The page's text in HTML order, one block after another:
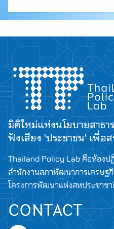
for:
มิติใหม่แห่งนโยบายสาธ
ฟังเสียง 'ประชาชน' เพื่อ
Thailand Policy Lab คือห้องป
สำนักงานสภาพัฒนาการเศรษฐ
โครงการพัฒนาแห่งสหประชาช
CONTACT